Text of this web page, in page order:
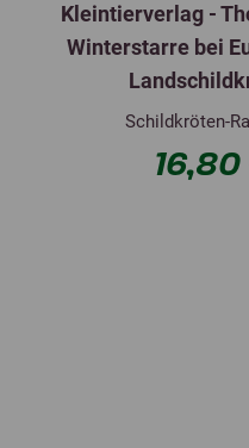
Kleintierverlag -
Winterstarre bei
Schildkröten-